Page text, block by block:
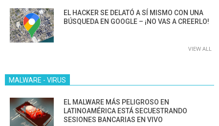
EL HACKER SE DELATÓ A SÍ MISMO CON UNA
BÚSQUEDA EN GOOGLE – ¡NO VAS A CREERLO!
VIEW ALL
MALWARE - VIRUS
EL MALWARE MÁS PELIGROSO EN
LATINOAMÉRICA ESTÁ SECUESTRANDO
SESIONES BANCARIAS EN VIVO